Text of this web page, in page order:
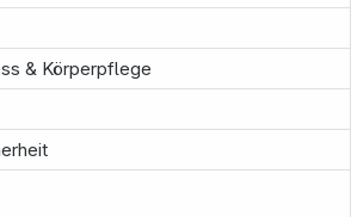
& Körperpflege